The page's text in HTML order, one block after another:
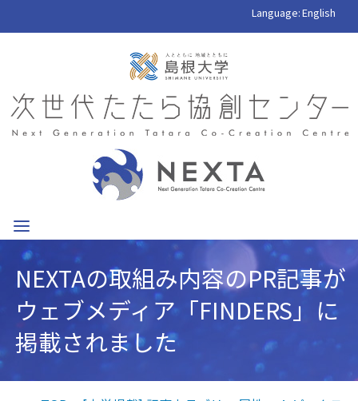
Language:English
NEXTAの取組み内容のPR記事が
ウェブメディア「FINDERS」に
掲載されました